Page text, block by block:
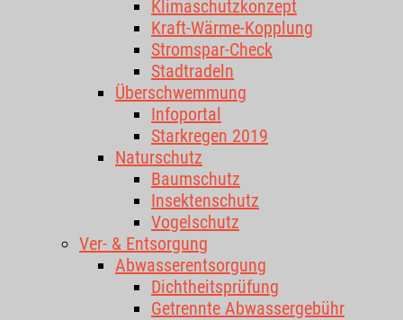
Klimaschutzkonzept
Kraft-Wärme-Kopplung
Stromspar-Check
Stadtradeln
Überschwemmung
Infoportal
Starkregen 2019
Naturschutz
Baumschutz
Insektenschutz
Vogelschutz
Ver- & Entsorgung
Abwasserentsorgung
Dichtheitsprüfung
Getrennte Abwassergebühr